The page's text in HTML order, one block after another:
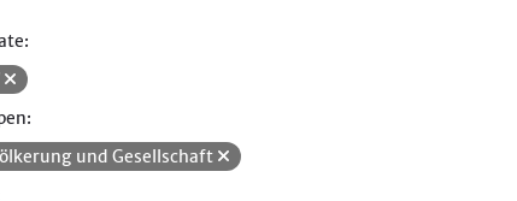
und Gesellschaft